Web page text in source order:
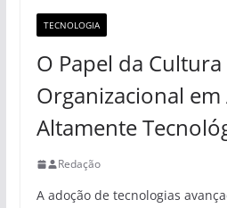
TECNOLOGIA
O Papel da Cultura
Organizacional
Altamente
Redação
A adoção de tecnologias